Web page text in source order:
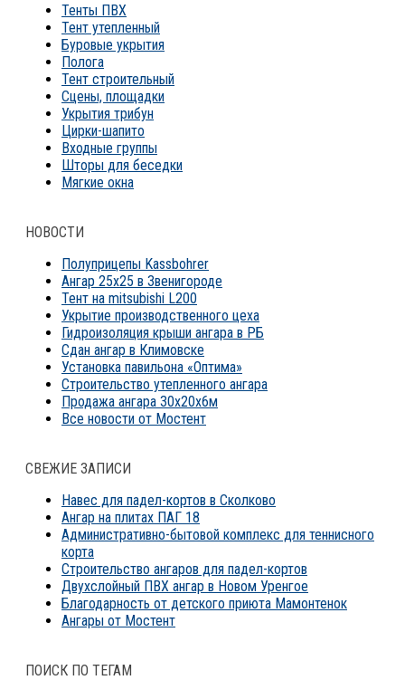
Тенты ПВХ
Тент утепленный
Буровые укрытия
Полога
Тент строительный
Сцены, площадки
Укрытия трибун
Цирки-шапито
Входные группы
Шторы для беседки
Мягкие окна
НОВОСТИ
Полуприцепы Kassbohrer
Ангар 25х25 в Звенигороде
Тент на mitsubishi L200
Укрытие производственного цеха
Гидроизоляция крыши ангара в РБ
Сдан ангар в Климовске
Установка павильона «Оптима»
Строительство утепленного ангара
Продажа ангара 30х20х6м
Все новости от Мостент
СВЕЖИЕ ЗАПИСИ
Навес для падел-кортов в Сколково
Ангар на плитах ПАГ 18
Административно-бытовой комплекс для теннисного
корта
Строительство ангаров для падел-кортов
Двухслойный ПВХ ангар в Новом Уренгое
Благодарность от детского приюта Мамонтенок
Ангары от Мостент
ПОИСК ПО ТЕГАМ